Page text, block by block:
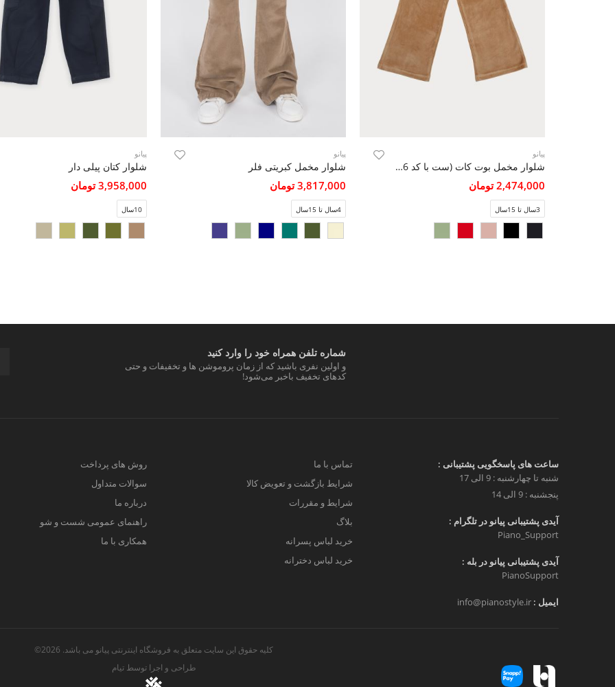
پیانو
شلوار مخمل بوت کات (ست با کد 10146)
2,474,000 تومان
3سال تا 15سال
پیانو
شلوار مخمل کبریتی فلر
3,817,000 تومان
4سال تا 15سال
پیانو
شلوار کتان پیلی دار
3,958,000 تومان
10سال
شماره تلفن همراه خود را وارد کنید
و اولین نفری باشید که از زمان پروموشن ها و تخفیفات و حتی
کدهای تخفیف باخبر می‌شود!
ساعت های پاسخگویی پشتیبانی :
شنبه تا چهارشنبه : 9 الی 17
پنجشنبه : 9 الی 14
آیدی پشتیبانی پیانو در تلگرام :
Piano_Support
آیدی پشتیبانی پیانو در بله :
PianoSupport
ایمیل : info@pianostyle.ir
تماس با ما
شرایط بازگشت و تعویض کالا
شرایط و مقررات
بلاگ
خرید لباس پسرانه
خرید لباس دخترانه
روش های پرداخت
سوالات متداول
درباره ما
راهنمای عمومی شست و شو
همکاری با ما
کلیه حقوق این سایت متعلق به فروشگاه اینترنتی پیانو می باشد. 2026©
طراحی و اجرا توسطتیام